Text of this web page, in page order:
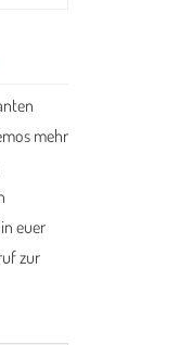
mehr
euer
zur